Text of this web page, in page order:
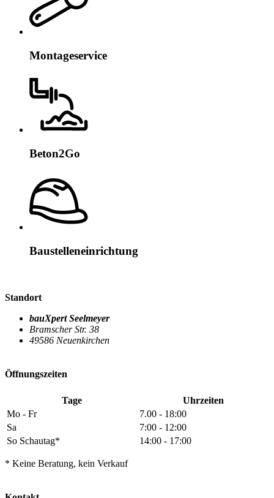
Montageservice
Beton2Go
Baustelleneinrichtung
Standort
bauXpert Seelmeyer
Bramscher Str. 38
49586 Neuenkirchen
Öffnungszeiten
Tage
Uhrzeiten
Mo - Fr
7.00 - 18:00
Sa
7:00 - 12:00
So Schautag*
14:00 - 17:00
* Keine Beratung, kein Verkauf